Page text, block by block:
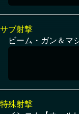
サブ射撃
ビーム・ガン＆マ
特殊射撃